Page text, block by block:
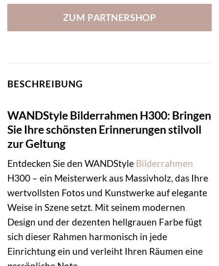
ZUM PARTNERSHOP
BESCHREIBUNG
WANDStyle Bilderrahmen H300: Bringen
Sie Ihre schönsten Erinnerungen stilvoll
zur Geltung
Entdecken Sie den WANDStyle Bilderrahmen
H300 – ein Meisterwerk aus Massivholz, das Ihre
wertvollsten Fotos und Kunstwerke auf elegante
Weise in Szene setzt. Mit seinem modernen
Design und der dezenten hellgrauen Farbe fügt
sich dieser Rahmen harmonisch in jede
Einrichtung ein und verleiht Ihren Räumen eine